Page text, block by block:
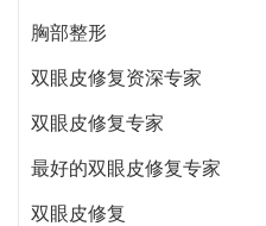
胸部整形
双眼皮修复资深专家
双眼皮修复专家
最好的双眼皮修复专家
双眼皮修复